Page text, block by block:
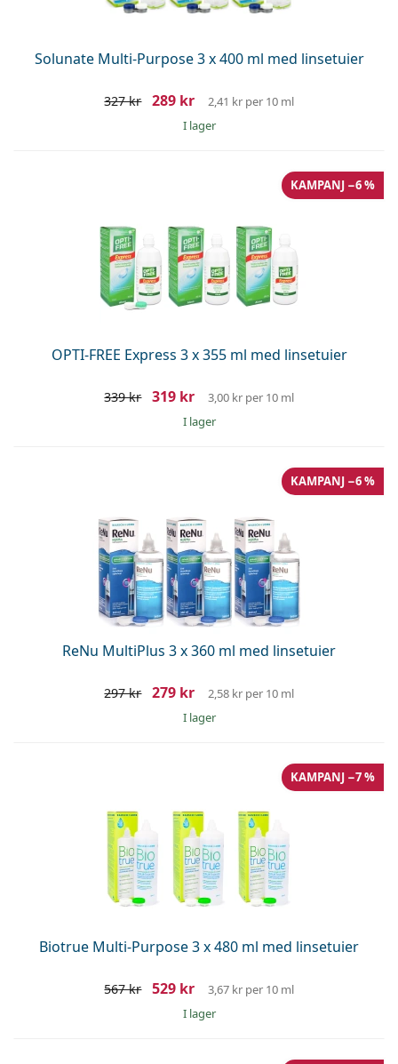
Solunate Multi-Purpose 3 x 400 ml med linsetuier
327 kr 289 kr 2,41 krper 10 ml
I lager
OPTI-FREE Express 3 x 355 ml med linsetuier
KAMPANJ −6 %
339 kr 319 kr 3,00 krper 10 ml
I lager
ReNu MultiPlus 3 x 360 ml med linsetuier
KAMPANJ −6 %
297 kr 279 kr 2,58 krper 10 ml
I lager
Biotrue Multi-Purpose 3 x 480 ml med linsetuier
KAMPANJ −7 %
567 kr 529 kr 3,67 krper 10 ml
I lager